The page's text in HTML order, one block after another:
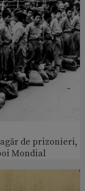
de prizonieri,
Mondial